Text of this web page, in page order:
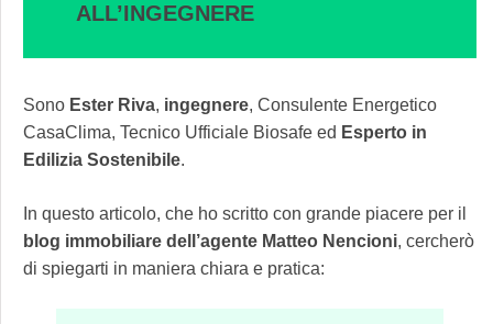
ALL’INGEGNERE
Sono Ester Riva, ingegnere, Consulente Energetico
CasaClima, Tecnico Ufficiale Biosafe ed Esperto in
Edilizia Sostenibile.
In questo articolo, che ho scritto con grande piacere per il
blog immobiliare dell’agente Matteo Nencioni, cercherò
di spiegarti in maniera chiara e pratica: